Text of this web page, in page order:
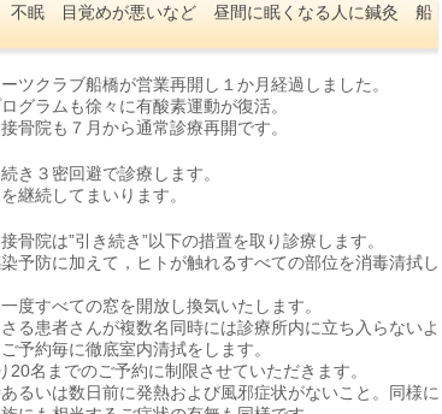
不眠 目覚めが悪いなど 昼間に眠くなる人に鍼灸 船
ツクラブ船橋が営業再開し１か月経過しました。
グラムも徐々に有酸素運動が復活。
骨院も７月から通常診療再開です。
き３密回避で診療します。
継続してまいります。
骨院は”引き続き”以下の措置を取り診療します。
染予防に加えて，ヒトが触れるすべての部位を消毒清拭し
度すべての窓を開放し換気いたします。
る患者さんが複数名同時には診療所内に立ち入らないよ
予約毎に徹底室内清拭をします。
20名までのご予約に制限させていただきます。
あるいは数日前に発熱および風邪症状がないこと。同様に